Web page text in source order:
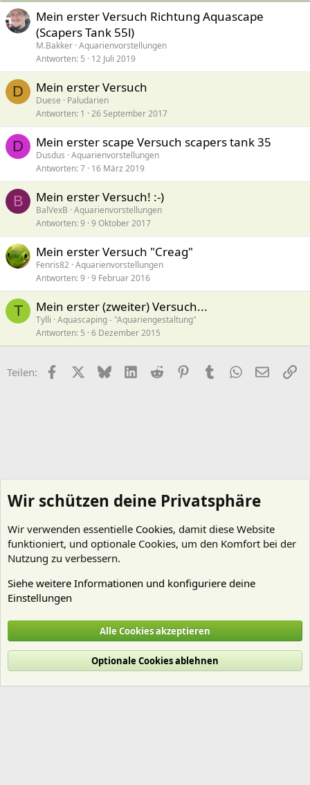
Mein erster Versuch Richtung Aquascape
(Scapers Tank 55l)
M.Bakker Aquarienvorstellungen
Antworten 5 12 Juli 2019
D Mein erster Versuch
Duese
Paludarien
Antworten 1 26 September 2017
D Mein erster scape Versuch scapers tank 35
Dusdus Aquarienvorstellungen
Antworten 7 16 März 2019
B Mein erster Versuch! :-)
BalVexB Aquarienvorstellungen
Antworten 9 9 Oktober 2017
Mein erster Versuch "Creag"
Fenris82 Aquarienvorstellungen
Antworten 9 9 Februar 2016
T Mein erster (zweiter) Versuch...
Tylli Aquascaping - "Aquariengestaltung"
Antworten 5 6 Dezember 2015
Teilen: FacebookX (Twitter)
BlueskyLinkedIn
Reddit PinterestTumblr WhatsApp
E-Mail
Cookies
Deutsch (Du)
Nutzungsbedingungen
Datenschutz Hilfe und Impressum
R
Wir schützen deine Privatsphäre
Wir verwenden essentielle Cookies, damit diese Website
funktioniert, und optionale Cookies, um den Komfort bei der
Nutzung zu verbessern.
Siehe weitere Informationen und konfiguriere deine
Einstellungen
Alle Cookies akzeptieren
Optionale Cookies ablehnen